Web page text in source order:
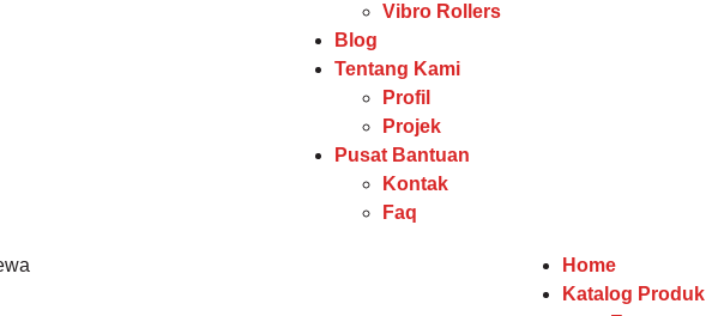
Vibro Rollers
Blog
Tentang Kami
Profil
Projek
Pusat Bantuan
Kontak
Faq
Home
Katalog Produk